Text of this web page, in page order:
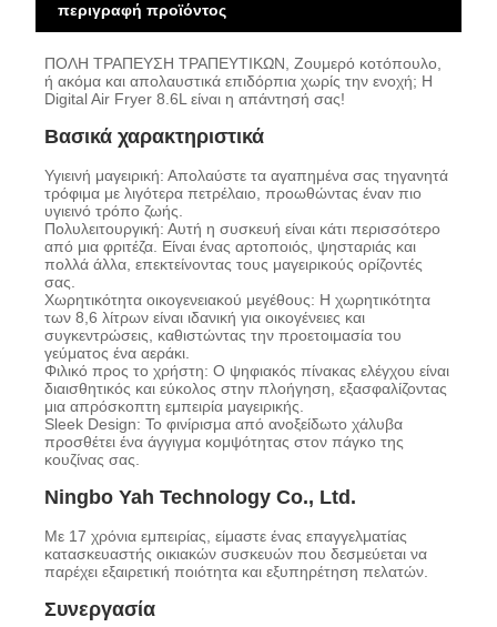
περιγραφή προϊόντος
ΠΟΛΗ ΤΡΑΠΕΥΣΗ ΤΡΑΠΕΥΤΙΚΩΝ, Ζουμερό κοτόπουλο,
ή ακόμα και απολαυστικά επιδόρπια χωρίς την ενοχή; Η
Digital Air Fryer 8.6L είναι η απάντησή σας!
Βασικά χαρακτηριστικά
Υγιεινή μαγειρική: Απολαύστε τα αγαπημένα σας τηγανητά
τρόφιμα με λιγότερα πετρέλαιο, προωθώντας έναν πιο
υγιεινό τρόπο ζωής.
Πολυλειτουργική: Αυτή η συσκευή είναι κάτι περισσότερο
από μια φριτέζα. Είναι ένας αρτοποιός, ψησταριάς και
πολλά άλλα, επεκτείνοντας τους μαγειρικούς ορίζοντές
σας.
Χωρητικότητα οικογενειακού μεγέθους: Η χωρητικότητα
των 8,6 λίτρων είναι ιδανική για οικογένειες και
συγκεντρώσεις, καθιστώντας την προετοιμασία του
γεύματος ένα αεράκι.
Φιλικό προς το χρήστη: Ο ψηφιακός πίνακας ελέγχου είναι
διαισθητικός και εύκολος στην πλοήγηση, εξασφαλίζοντας
μια απρόσκοπτη εμπειρία μαγειρικής.
Sleek Design: Το φινίρισμα από ανοξείδωτο χάλυβα
προσθέτει ένα άγγιγμα κομψότητας στον πάγκο της
κουζίνας σας.
Ningbo Yah Technology Co., Ltd.
Με 17 χρόνια εμπειρίας, είμαστε ένας επαγγελματίας
κατασκευαστής οικιακών συσκευών που δεσμεύεται να
παρέχει εξαιρετική ποιότητα και εξυπηρέτηση πελατών.
Συνεργασία